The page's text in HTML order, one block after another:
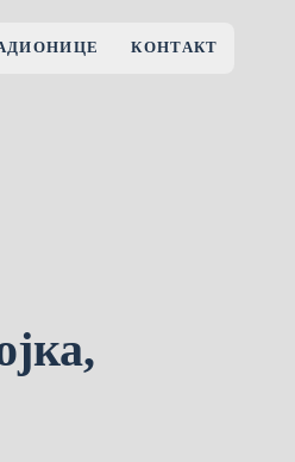
КОНТАКТ